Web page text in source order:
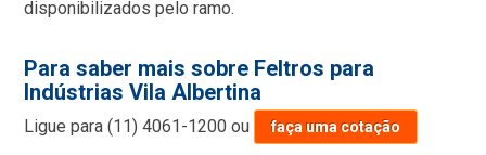
disponibilizados pelo ramo.
Para saber mais sobre Feltros para
Indústrias Vila Albertina
Ligue para(11) 4061-1200 ou faça uma cotação